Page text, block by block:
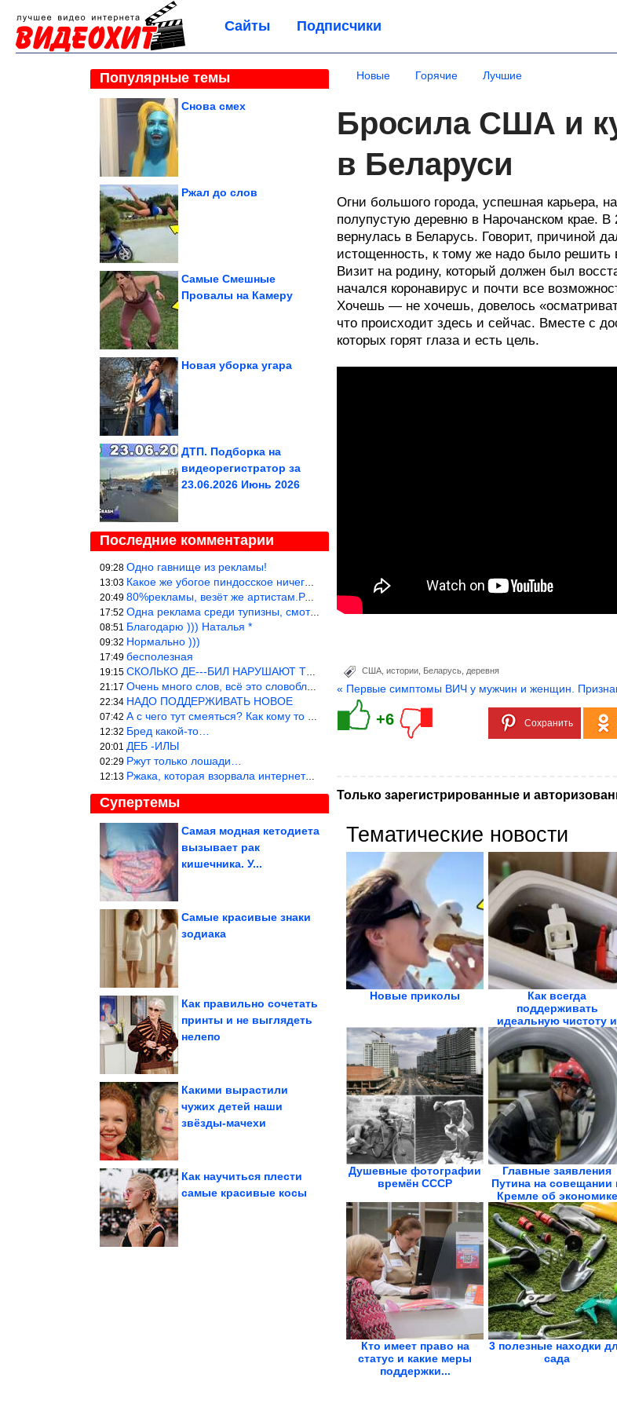
Сайты Подписчики
Популярные темы
Снова смех
Ржал до слов
Самые Смешные
Провалы на Камеру
Новая уборка угара
ДТП. Подборка на
видеорегистратор за
23.06.2026 Июнь 2026
Последние комментарии
09:28 Одно гавнище из рекламы!
13:03 Какое же убогое пиндосское ничего. Наташ, и не стыдно такую фигн
20:49 80%рекламы, везёт же артистам.Режиссёры, сценаристы вы где или к
17:52 Одна реклама среди тупизны, смотреть невозможно.
08:51 Благодарю ))) Наталья *
09:32 Нормально )))
17:49 бесполезная
19:15 СКОЛЬКО ДЕ---БИЛ НАРУШАЮТ ТЕХНИКУ БЕЗОПАСНОСТИ
21:17 Очень много слов, всё это словоблудие можно было уложить в 1 мин
22:34 НАДО ПОДДЕРЖИВАТЬ НОВОЕ
07:42 А с чего тут смеяться? Как кому то больно? Не смешно.
12:32 Бред какой-то…
20:01 ДЕБ -ИЛЫ
02:29 Ржут только лошади…
12:13 Ржака, которая взорвала интернет? Нет, количество рекламы выводи
Супертемы
Самая модная кетодиета
вызывает рак
кишечника. У...
Купальники, от которых
ароматом...
Самые красивые знаки
зодиака
Как правильно сочетать
принты и не выглядеть
нелепо
Какими вырастили
чужих детей наши
звёзды-мачехи
Свекольный сок
спорта
Как научиться плести
самые красивые косы
Какие овощи легче
Новые Горячие Лучшие
Бросила США и
в Беларуси
Огни большого города, успешная карьера,
полупустую деревню в Нарочанском крае.
вернулась в Беларусь. Говорит, причиной
истощенность, к тому же надо было решить
Визит на родину, который должен был
начался коронавирус и почти все
Хочешь — не хочешь, довелось
что происходит здесь и сейчас. Вместе с
которых горят глаза и есть цель.
США истории Беларусь деревня
« Первые симптомы ВИЧ у мужчин и женщин.
+6 Сохранить
Только зарегистрированные и
Тематические новости
Новые приколы
Как всегда
поддерживать
идеальную чистоту и
свежесть унитаза
Душевные фотографии
времён СССР
Главные заявления
Путина на совещании
Кремле об экономике
Кто имеет право на
статус и какие меры
поддержки...
3 полезные находки
сада